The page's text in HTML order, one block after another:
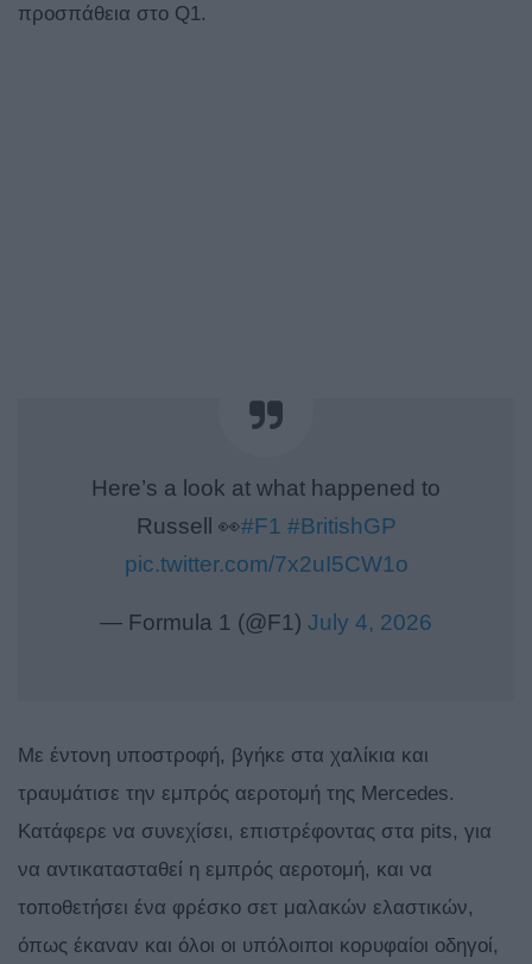
προσπάθεια στο Q1.
Here’s a look at what happened to
Russell 👀#F1 #BritishGP
pic.twitter.com/7x2uI5CW1o
— Formula 1 (@F1) July 4, 2026
Με έντονη υποστροφή, βγήκε στα χαλίκια και
τραυμάτισε την εμπρός αεροτομή της Mercedes.
Κατάφερε να συνεχίσει, επιστρέφοντας στα pits, για
να αντικατασταθεί η εμπρός αεροτομή, και να
τοποθετήσει ένα φρέσκο σετ μαλακών ελαστικών,
όπως έκαναν και όλοι οι υπόλοιποι κορυφαίοι οδηγοί,